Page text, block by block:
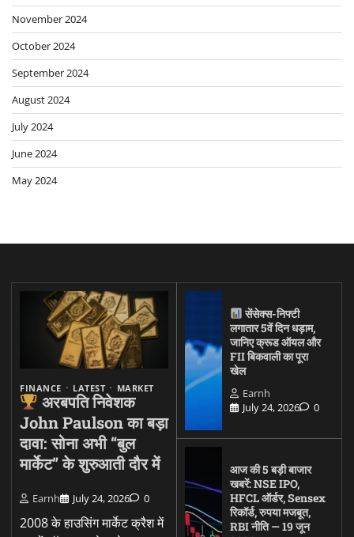
November 2024
October 2024
September 2024
August 2024
July 2024
June 2024
May 2024
FINANCE LATEST MARKET
अरबपति निवेशक
John Paulson का बड़ा
दावा: सोना अभी “बुल
मार्केट” के शुरुआती दौर में
Earnh July 24, 2026 0
2008 के हाउसिंग मार्केट क्रैश में
सेंसेक्स-निफ्टी
लगातार 5वें दिन धड़ाम,
जानिए क्रूड ऑयल और
FII बिकवाली का पूरा
खेल
Earnh
July 24, 2026
0
आज की 5 बड़ी बाजार
खबरें: NSE IPO,
HFCL ऑर्डर, Sensex
रिकॉर्ड, रुपया मजबूत,
RBI नीति — 19 जून